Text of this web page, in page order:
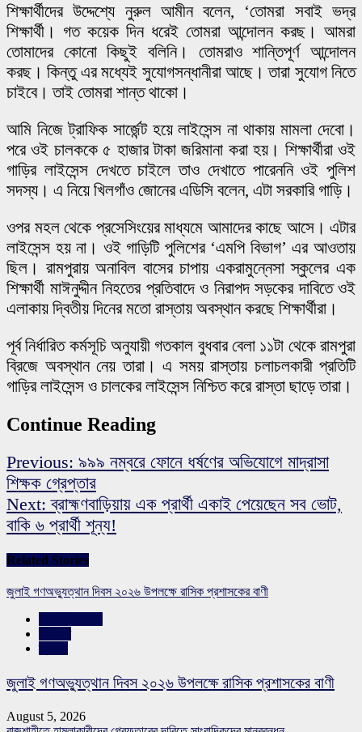
শিক্ষার্থীদের উদ্দেশ্যে নুরুল আমীন বলেন, ‘তোমরা সবাই ভদ্র
শিক্ষার্থী। গত কয়েক দিন ধরেই তোমরা আন্দোলন করছ। আমরা
তোমাদের কোনো কিছুই বলিনি। তোমরাও শান্তিপূর্ণ আন্দোলন
করছ। কিন্তু এর মধ্যেই সুযোগসন্ধানীরা আছে। তারা সুযোগ নিতে
চাইবে। তাই তোমরা শান্ত থাকো।
আমি নিজে ট্রাফিক সার্জেন্ট হয়ে লাইসেন্স না থাকায় মামলা দেবো।
পরে ওই চালককে ৫ হাজার টাকা জরিমানা করা হয়। শিক্ষার্থীরা ওই
গাড়ির লাইসেন্স দেখতে চাইলে তাও দেখাতে পারেননি ওই পুলিশ
সদস্য। এ নিয়ে খিলগাঁও জোনের এডিসি বলেন, এটা সরকারি গাড়ি।
ওপর মহল থেকে প্রসেসিংয়ের মাধ্যমে আমাদের কাছে আসে। এটার
লাইসেন্স হয় না। ওই গাড়িটি পুলিশের ‘এমপি বিভাগ’ এর আওতায়
ছিল। রামপুরায় অনাবিল বাসের চাপায় একরামুন্নেসা স্কুলের এক
শিক্ষার্থী মাঈনুদ্দীন নিহতের প্রতিবাদে ও নিরাপদ সড়কের দাবিতে ওই
এলাকায় দ্বিতীয় দিনের মতো রাস্তায় অবস্থান করছে শিক্ষার্থীরা।
পূর্ব নির্ধারিত কর্মসূচি অনুযায়ী গতকাল বুধবার বেলা ১১টা থেকে রামপুরা
ব্রিজে অবস্থান নেয় তারা। এ সময় রাস্তায় চলাচলকারী প্রতিটি
গাড়ির লাইসেন্স ও চালকের লাইসেন্স নিশ্চিত করে রাস্তা ছাড়ে তারা।
Continue Reading
Previous: ৯৯৯ নম্বরে ফোনে ধর্ষণের অভিযোগে মাদ্রাসা
শিক্ষক গ্রেপ্তার
Next: ব্রাহ্মণবাড়িয়ায় এক প্রার্থী একাই পেয়েছেন সব ভোট,
বাকি ৬ প্রার্থী শূন্য!
Related Stories
জুলাই গণঅভ্যুত্থান দিবস ২০২৬ উপলক্ষে রাসিক প্রশাসকের বাণী
জুলাই গণঅভ্যুত্থান দিবস ২০২৬ উপলক্ষে রাসিক প্রশাসকের বাণী
August 5, 2026